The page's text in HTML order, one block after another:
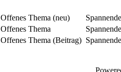
Offenes Thema (neu)
Offenes Thema
Offenes Thema (Beitrag)